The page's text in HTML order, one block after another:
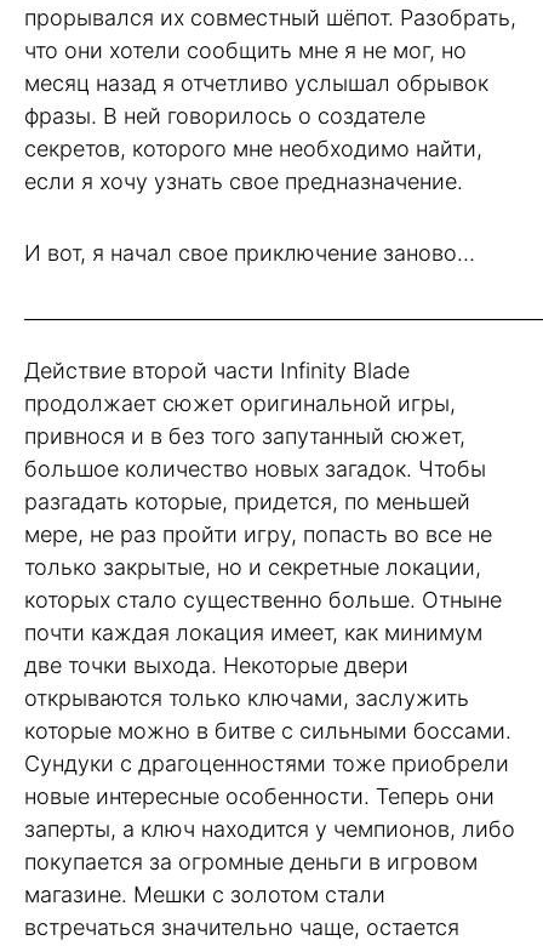
прорывался их совместный шёпот. Разобрать,
что они хотели сообщить мне я не мог, но
месяц назад я отчетливо услышал обрывок
фразы. В ней говорилось о создателе
секретов, которого мне необходимо найти,
если я хочу узнать свое предназначение.
И вот, я начал свое приключение заново…
Действие второй части Infinity Blade
продолжает сюжет оригинальной игры,
привнося и в без того запутанный сюжет,
большое количество новых загадок. Чтобы
разгадать которые, придется, по меньшей
мере, не раз пройти игру, попасть во все не
только закрытые, но и секретные локации,
которых стало существенно больше. Отныне
почти каждая локация имеет, как минимум
две точки выхода. Некоторые двери
открываются только ключами, заслужить
которые можно в битве с сильными боссами.
Сундуки с драгоценностями тоже приобрели
новые интересные особенности. Теперь они
заперты, а ключ находится у чемпионов, либо
покупается за огромные деньги в игровом
магазине. Мешки с золотом стали
встречаться значительно чаще, остается